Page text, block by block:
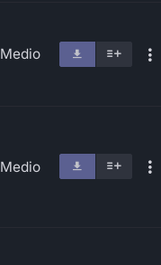
Medio
Medio